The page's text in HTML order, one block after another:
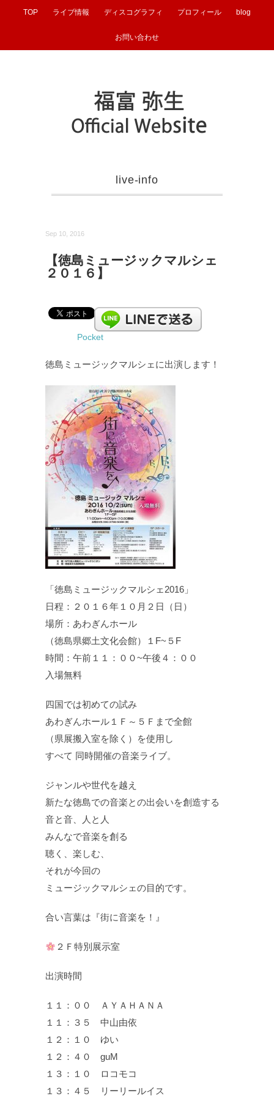
TOP ライブ情報 ディスコグラフィ プロフィール blog
お問い合わせ
live-info
Sep 10, 2016
【徳島ミュージックマルシェ
２０１６】
Pocket
徳島ミュージックマルシェに出演します！
「徳島ミュージックマルシェ2016」
日程：２０１６年１０月２日（日）
場所：あわぎんホール
（徳島県郷土文化会館）１F~５F
時間：午前１１：００~午後４：００
入場無料
四国では初めての試み
あわぎんホール１Ｆ～５Ｆまで全館
（県展搬入室を除く）を使用し
すべて 同時開催の音楽ライブ。
ジャンルや世代を越え
新たな徳島での音楽との出会いを創造する
音と音、人と人
みんなで音楽を創る
聴く、楽しむ、
それが今回の
ミュージックマルシェの目的です。
合い言葉は『街に音楽を！』
２Ｆ特別展示室
出演時間
１１：００ ＡＹＡＨＡＮＡ
１１：３５ 中山由依
１２：１０ ゆい
１２：４０ guM
１３：１０ ロコモコ
１３：４５ リーリールイス